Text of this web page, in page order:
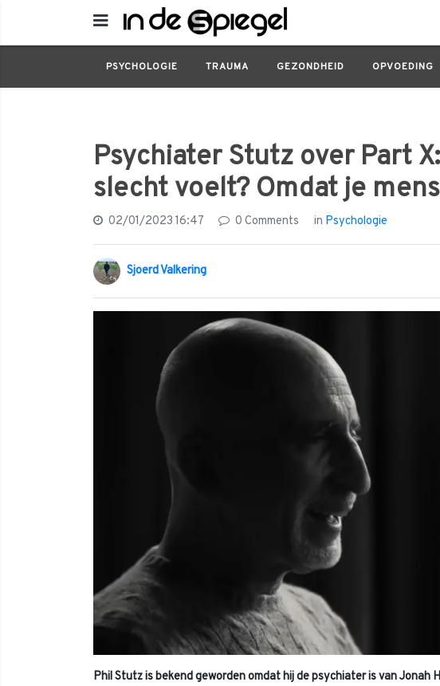
PSYCHOLOGIE TRAUMA GEZONDHEID OPVOEDING
Psychologie Psychiater Stutz over Part X: 'Waarom je je
Psychiater Stutz over Part
slecht voelt? Omdat je
02/01/2023 16:47 0 Comments in Psychologie
Sjoerd Valkering
Phil Stutz is bekend geworden omdat hij de psychiater is van Jonah